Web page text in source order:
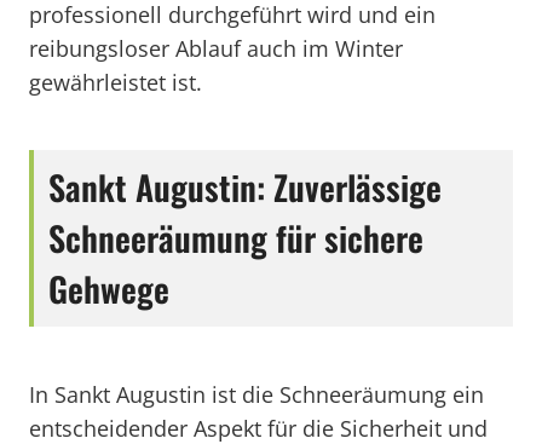
professionell durchgeführt wird und ein
reibungsloser Ablauf auch im Winter
gewährleistet ist.
Sankt Augustin: Zuverlässige
Schneeräumung für sichere
Gehwege
In Sankt Augustin ist die Schneeräumung ein
entscheidender Aspekt für die Sicherheit und